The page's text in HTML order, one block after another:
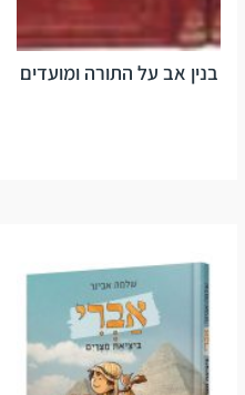
בנין אב על התורה ומועדים